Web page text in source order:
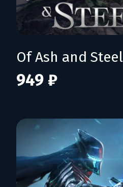
Of Ash and Steel
949 ₽